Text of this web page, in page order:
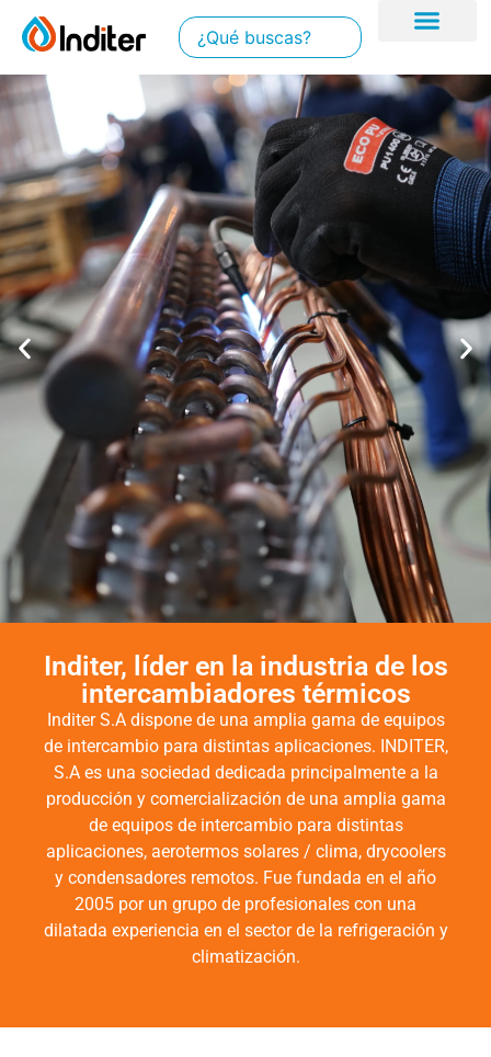
DISEÑOS A MEDIDA DE NUESTROS
CLIENTES
Desde el diseño inicial hasta el proceso de fabricación,
ponemos un especial enfoque en entender y adaptarnos a las
necesidades específicas de cada cliente. Nuestro equipo trabaja
estrechamente con usted para garantizar que cada detalle esté
alineado con sus expectativas y requerimientos.
Al final del proceso, nuestro compromiso es entregar resultados
que reflejen no solo nuestras capacidades técnicas, sino
también nuestra dedicación a superar las expectativas de
nuestros clientes.
Inditer, líder en la industria de los
intercambiadores térmicos
Inditer S.A dispone de una amplia gama de equipos
de intercambio para distintas aplicaciones. INDITER,
S.A es una sociedad dedicada principalmente a la
producción y comercialización de una amplia gama
de equipos de intercambio para distintas
aplicaciones, aerotermos solares / clima, drycoolers
y condensadores remotos. Fue fundada en el año
2005 por un grupo de profesionales con una
dilatada experiencia en el sector de la refrigeración y
climatización.